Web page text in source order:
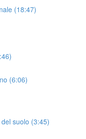
(18:47)
(6:06)
suolo (3:45)